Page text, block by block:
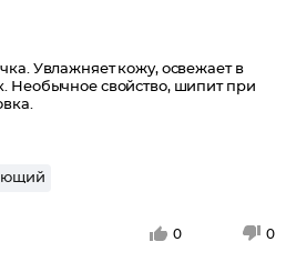
Увлажняет кожу, освежает в
Необычное свойство, шипит при
0 0